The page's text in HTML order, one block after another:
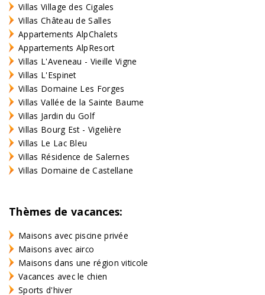
Villas Village des Cigales
Villas Château de Salles
Appartements AlpChalets
Appartements AlpResort
Villas L'Aveneau - Vieille Vigne
Villas L'Espinet
Villas Domaine Les Forges
Villas Vallée de la Sainte Baume
Villas Jardin du Golf
Villas Bourg Est - Vigelière
Villas Le Lac Bleu
Villas Résidence de Salernes
Villas Domaine de Castellane
Thèmes de vacances:
Maisons avec piscine privée
Maisons avec airco
Maisons dans une région viticole
Vacances avec le chien
Sports d'hiver